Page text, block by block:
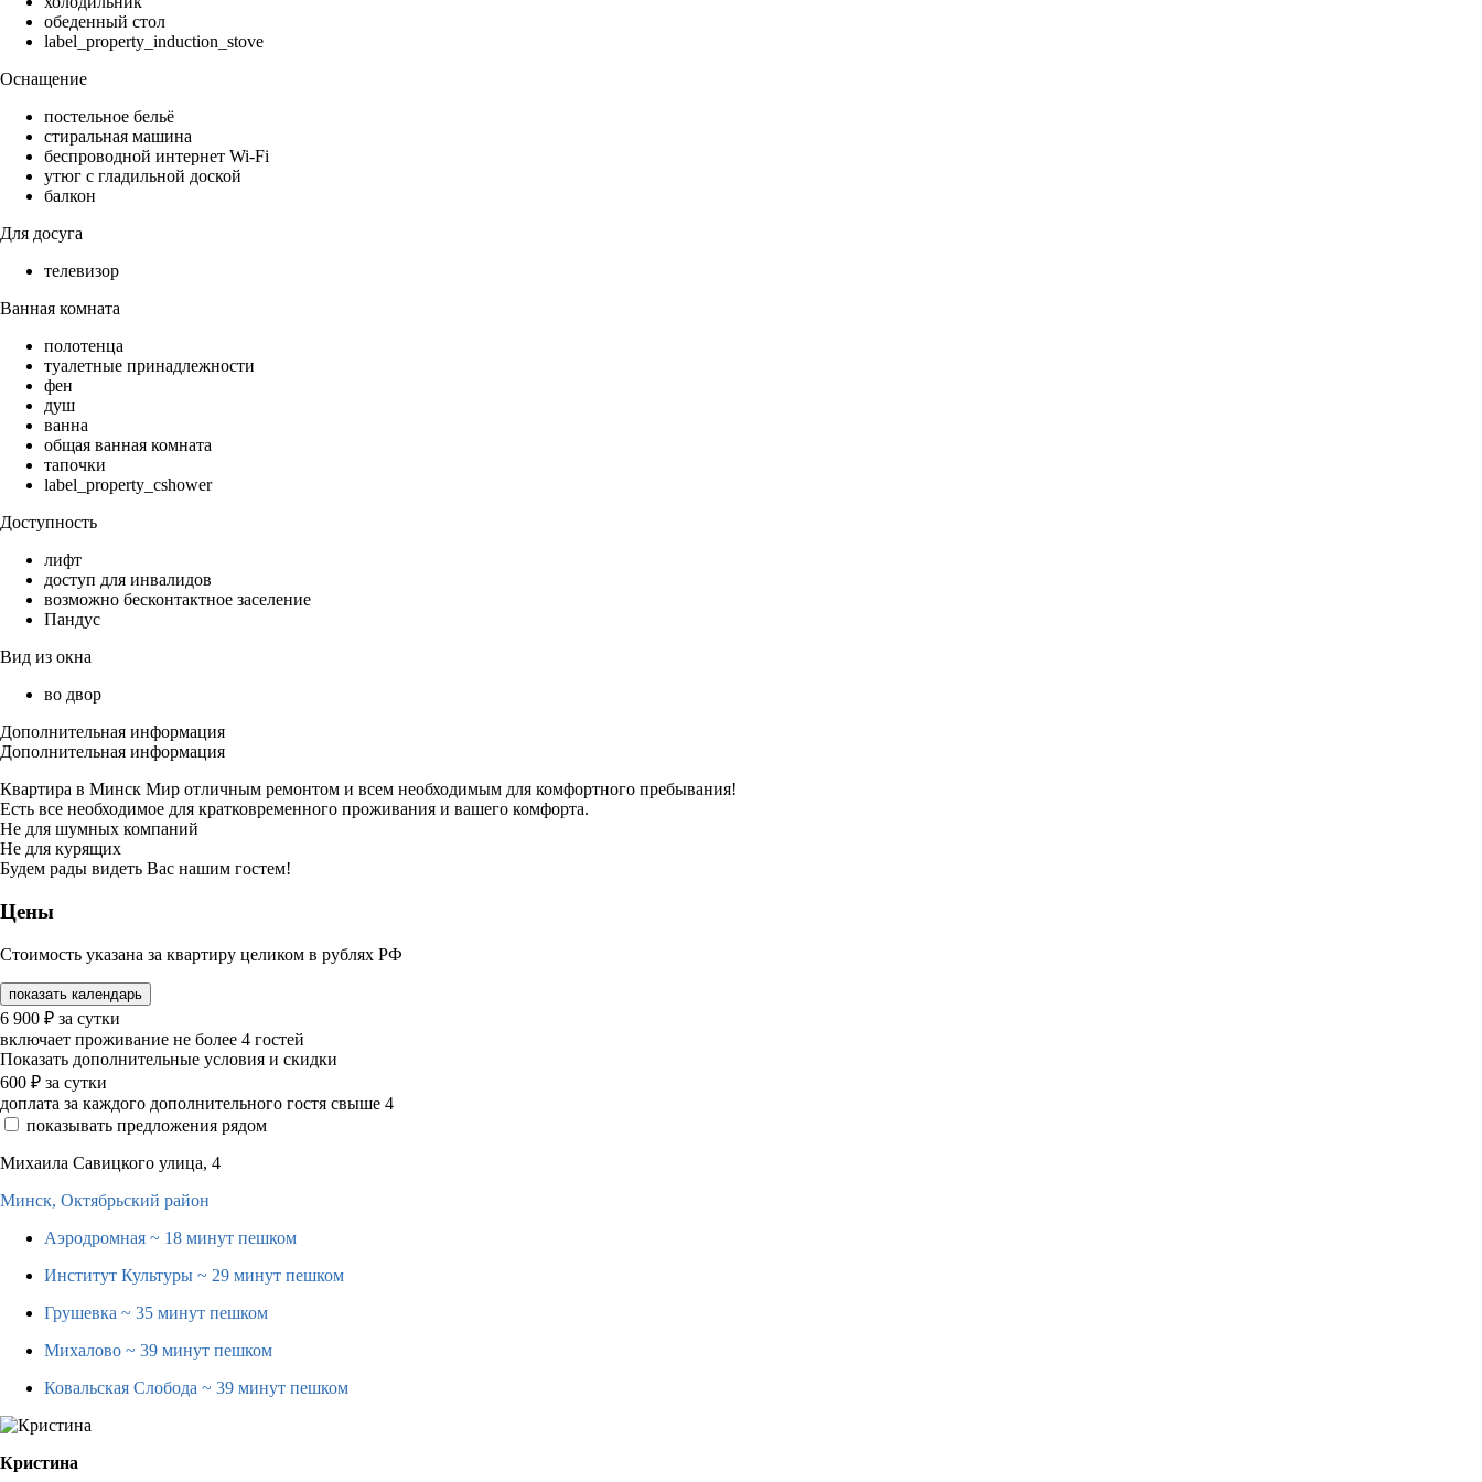
обеденный стол
label_property_induction_stove
Оснащение
постельное бельё
стиральная машина
беспроводной интернет Wi-Fi
утюг с гладильной доской
балкон
Для досуга
телевизор
Ванная комната
полотенца
туалетные принадлежности
фен
душ
ванна
общая ванная комната
тапочки
label_property_cshower
Доступность
лифт
доступ для инвалидов
возможно бесконтактное заселение
Пандус
Вид из окна
во двор
Дополнительная информация
Дополнительная информация
Квартира в Минск Мир отличным ремонтом и всем необходимым для комфортного пребывания!
Есть все необходимое для кратковременного проживания и вашего комфорта.
Не для шумных компаний
Не для курящих
Будем рады видеть Вас нашим гостем!
Цены
Стоимость указана за квартиру целиком в рублях РФ
показать календарь
6 900 ₽ за сутки
включает проживание не более 4 гостей
Показать дополнительные условия и скидки
600 ₽ за сутки
доплата за каждого дополнительного гостя свыше 4
показывать предложения рядом
Михаила Савицкого улица, 4
Минск, Октябрьский район
Аэродромная ~ 18 минут пешком
Институт Культуры ~ 29 минут пешком
Грушевка ~ 35 минут пешком
Михалово ~ 39 минут пешком
Ковальская Слобода ~ 39 минут пешком
Кристина